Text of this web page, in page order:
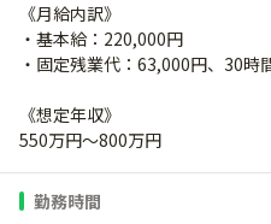
《月給内訳》
・基本給：220,000円
・固定残業代：63,000円、30時
《想定年収》
550万円～800万円
勤務時間